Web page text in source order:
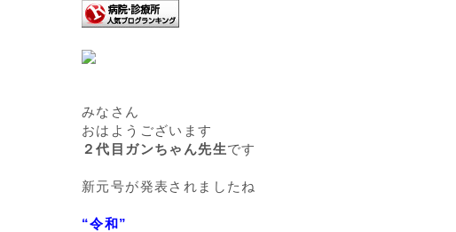
みなさん
おはようございます
２代目ガンちゃん先生です
新元号が発表されましたね
“令和”